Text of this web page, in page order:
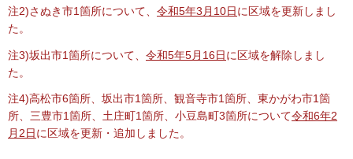
注2)さぬき市1箇所について、 令和5年3月10日に区域を更新しまし
た。
注3)坂出市1箇所について、 令和5年5月16日に区域を解除しまし
た。
注4)高松市6箇所、坂出市1箇所、観音寺市1箇所、東かがわ市1箇
所、三豊市1箇所、土庄町1箇所、小豆島町3箇所について令和6年2
月2日に区域を更新・追加 しました。